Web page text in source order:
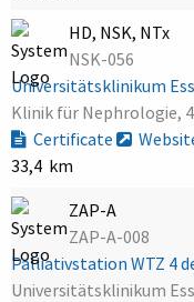
HD, NSK, NTx
NSK-056
Universitätsklinikum
Klinik für Nephrologie,
Certificate
33,4 km
ZAP-A
ZAP-A-008
Palliativstation WTZ 4
Universitätsklinikum